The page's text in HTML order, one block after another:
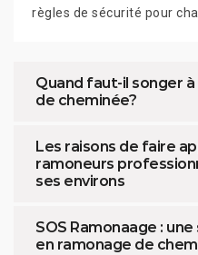
règles de sécurité pour
Quand faut-il songer
de cheminée?
Les raisons de faire
ramoneurs
ses environs
SOS Ramonaage :
en ramonage de